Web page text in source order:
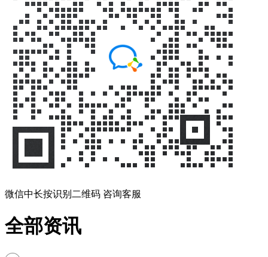
微信中长按识别二维码 咨询客服
全部资讯